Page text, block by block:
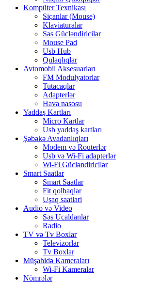
Kompüter Texnikası
Siçanlar (Mouse)
Klaviaturalar
Səs Gücləndiricilər
Mouse Pad
Usb Hub
Qulaqlıqlar
Avtomobil Aksesuarları
FM Modulyatorlar
Tutacaqlar
Adapterlər
Hava nasosu
Yaddaş Kartları
Micro Kartlar
Usb yaddaş kartları
Şəbəkə Avadanlıqları
Modem və Routerlər
Usb və Wi-Fi adapterlər
Wi-Fi Gücləndiricilər
Smart Saatlar
Smart Saatlar
Fit qolbaqlar
Uşaq saatlari
Audio və Video
Səs Ucaldanlar
Radio
TV və Tv Boxlar
Televizorlar
Tv Boxlar
Müşahidə Kameraları
Wi-Fi Kameralar
Nömrələr